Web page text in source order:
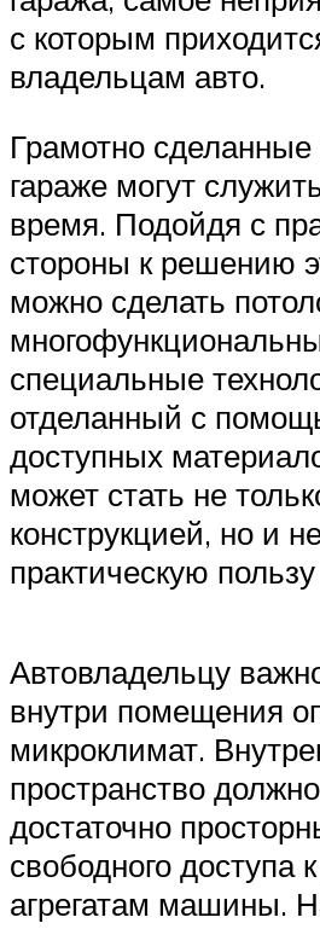
с которым
владельцам авто.
Грамотно сделанные
гараже могут
время. Подойдя с
стороны к решению
можно сделать
специальные
отделанный с
доступных
может стать не
конструкцией, но и
практическую пользу
Автовладельцу
внутри помещения
микроклимат.
пространство
достаточно
свободного доступа
агрегатам машины.